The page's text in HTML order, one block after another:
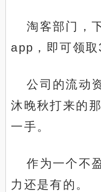
淘客部门，
app，即可领取
公司的流动
沐晚秋打来的
一手。
作为一个不
力还是有的。